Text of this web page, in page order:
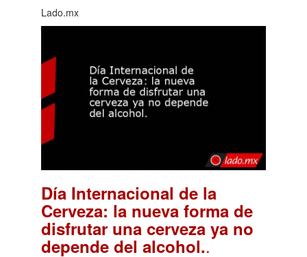
Lado.mx
Día Internacional de la
Cerveza: la nueva forma de
disfrutar una cerveza ya no
depende del alcohol..